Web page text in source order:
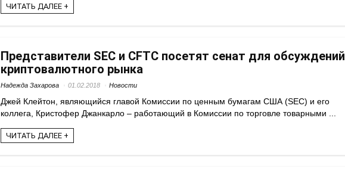
ЧИТАТЬ ДАЛЕЕ +
Представители SEC и CFTC посетят сенат для обсуждений
криптовалютного рынка
Надежда Захарова 01.02.2018 Новости
Джей Клейтон, являющийся главой Комиссии по ценным бумагам США (SEC) и его
коллега, Кристофер Джанкарло – работающий в Комиссии по торговле товарными ...
ЧИТАТЬ ДАЛЕЕ +